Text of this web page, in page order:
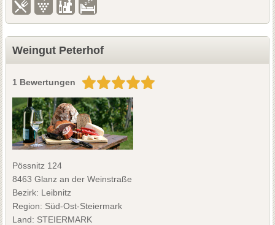
Weingut Peterhof
1 Bewertungen
Pössnitz 124
8463 Glanz an der Weinstraße
Bezirk: Leibnitz
Region: Süd-Ost-Steiermark
Land: STEIERMARK